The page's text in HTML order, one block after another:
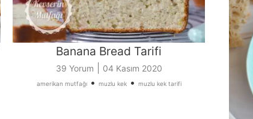
Banana Bread Tarifi
39 Yorum 04 Kasım 2020
amerikan mutfağı• muzlu kek• muzlu kek tarifi